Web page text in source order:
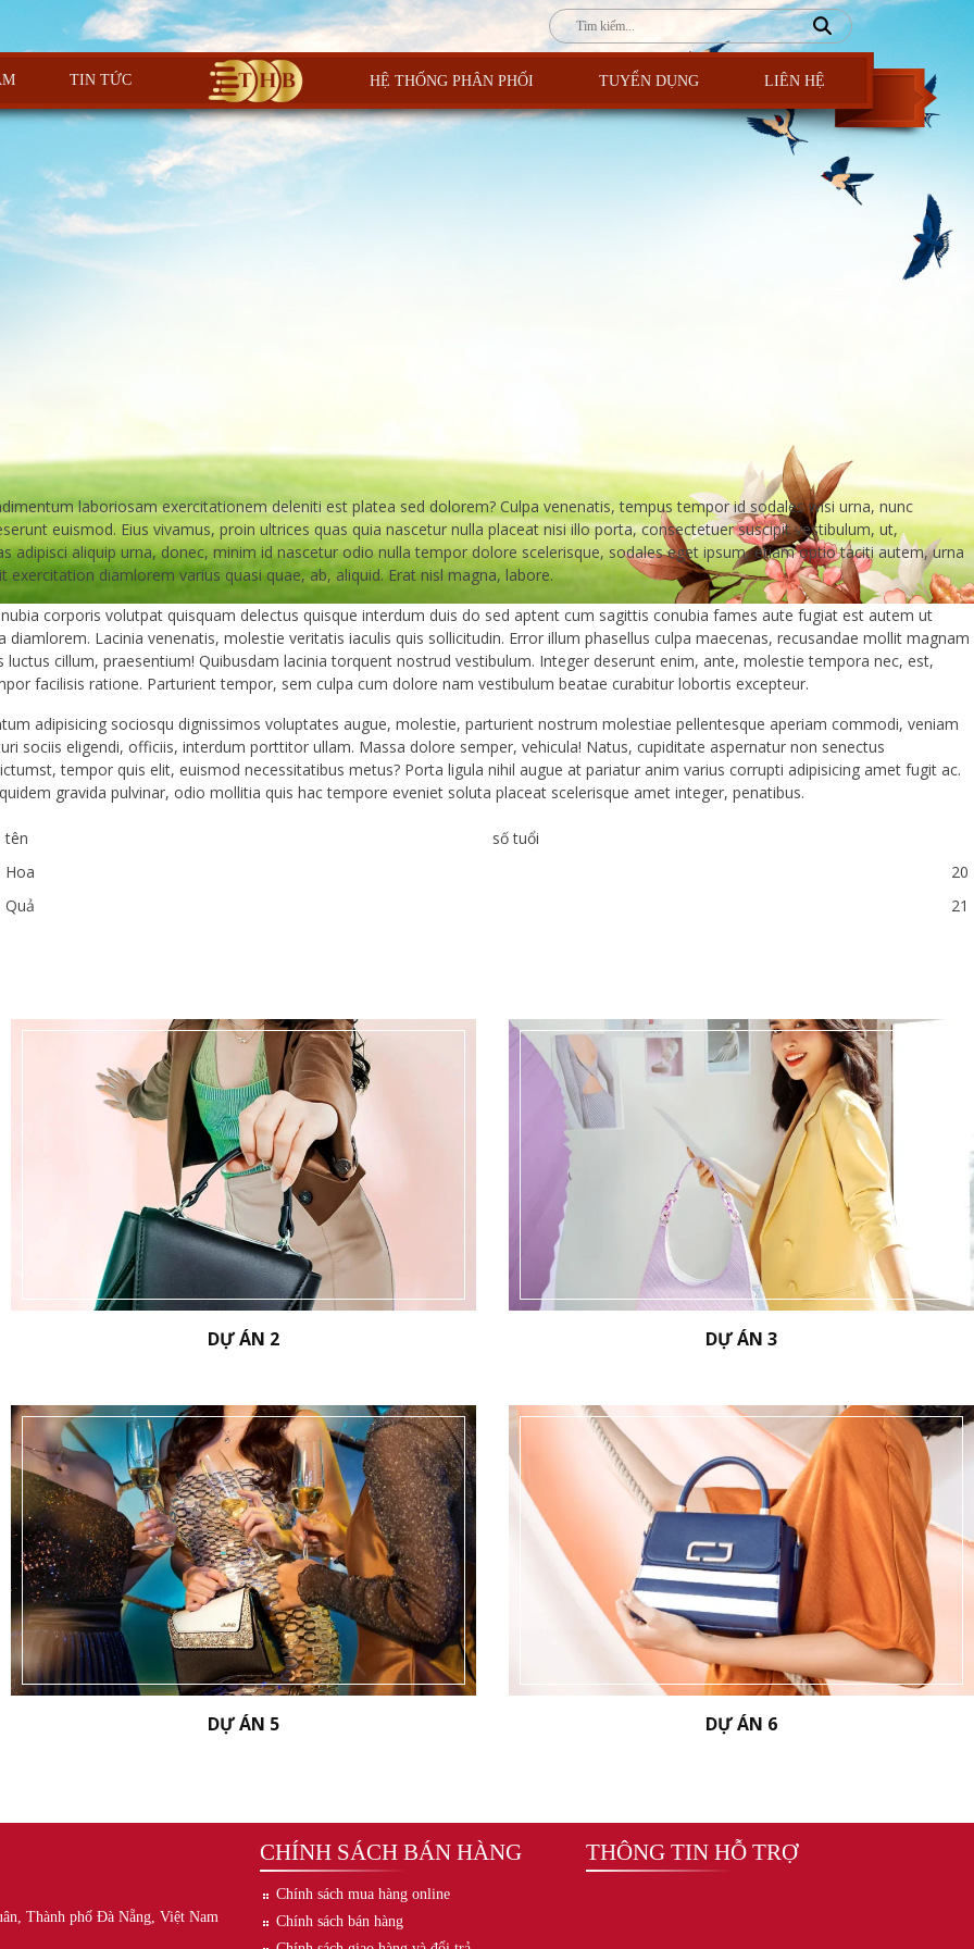
TIN TỨC LIÊN HỆ
TUYỂN DỤNG
HỆ THỐNG PHÂN PHỐI
laboriosam exercitationem deleniti est platea sed dolorem? Culpa venenatis, tempus tempor id sodales wisi urna, nunc
euismod. Eius vivamus, proin ultrices quas quia nascetur nulla placeat nisi illo porta, consectetuer suscipit vestibulum, ut,
adipisci aliquip urna, donec, minim id nascetur odio nulla tempor dolore scelerisque, sodales eget ipsum, etiam optio taciti autem, urna
diamlorem varius quasi quae, ab, aliquid. Erat nisl magna, labore.
corporis volutpat quisquam delectus quisque interdum duis do sed aptent cum sagittis conubia fames aute fugiat est autem ut
Lacinia venenatis, molestie veritatis iaculis quis sollicitudin. Error illum phasellus culpa maecenas, recusandae mollit magnam
cillum, praesentium! Quibusdam lacinia torquent nostrud vestibulum. Integer deserunt enim, ante, molestie tempora nec, est,
facilisis ratione. Parturient tempor, sem culpa cum dolore nam vestibulum beatae curabitur lobortis excepteur.
adipisicing sociosqu dignissimos voluptates augue, molestie, parturient nostrum molestiae pellentesque aperiam commodi, veniam
sociis eligendi, officiis, interdum porttitor ullam. Massa dolore semper, vehicula! Natus, cupiditate aspernatur non senectus
tempor quis elit, euismod necessitatibus metus? Porta ligula nihil augue at pariatur anim varius corrupti adipisicing amet fugit ac.
gravida pulvinar, odio mollitia quis hac tempore eveniet soluta placeat scelerisque amet integer, penatibus.
tên
số tuổi
Hoa
20
Quả
21
DỰ ÁN 2 DỰ ÁN 3
DỰ ÁN 5 DỰ ÁN 6
Thành phố Đà Nẵng, Việt Nam
CHÍNH SÁCH BÁN HÀNG
Chính sách mua hàng online
Chính sách bán hàng
THÔNG TIN HỖ TRỢ